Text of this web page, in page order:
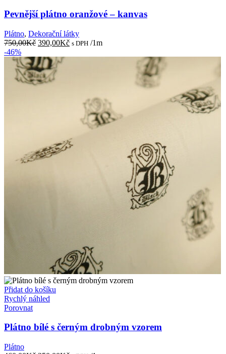
Pevnější plátno oranžové – kanvas
Plátno, Dekorační látky
750,00Kč Původní
byla:
750,00Kč.
390,00KčAktuální
s DPH /1m
-46%
Přidat do košíku
Rychlý náhled
Porovnat
Plátno bílé s černým drobným vzorem
Plátno